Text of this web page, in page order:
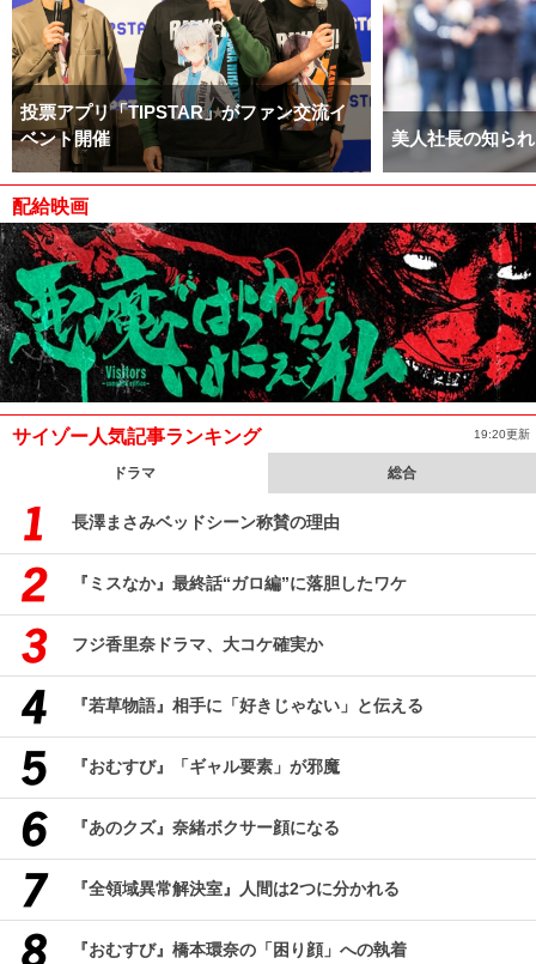
投票アプリ「TIPSTAR」がファン交流イ
ベント開催
美人社長の知ら
配給映画
サイゾー人気記事ランキング 19:20更新
ドラマ 総合
長澤まさみベッドシーン称賛の理由
『ミスなか』最終話“ガロ編”に落胆したワケ
フジ香里奈ドラマ、大コケ確実か
『若草物語』相手に「好きじゃない」と伝える
『おむすび』「ギャル要素」が邪魔
『あのクズ』奈緒ボクサー顔になる
『全領域異常解決室』人間は2つに分かれる
『おむすび』橋本環奈の「困り顔」への執着